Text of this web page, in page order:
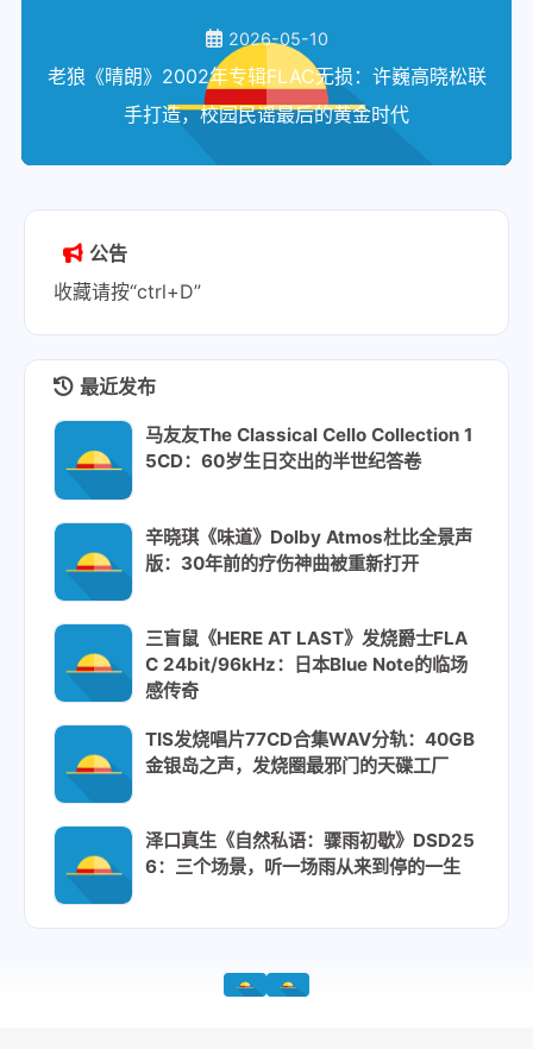
2026-05-10
老狼《晴朗》2002年专辑FLAC无损：许巍高晓松联
手打造，校园民谣最后的黄金时代
公告
收藏请按“ctrl+D”
最近发布
马友友The Classical Cello Collection 1
5CD：60岁生日交出的半世纪答卷
辛晓琪《味道》Dolby Atmos杜比全景声
版：30年前的疗伤神曲被重新打开
三盲鼠《HERE AT LAST》发烧爵士FLA
C 24bit/96kHz：日本Blue Note的临场
感传奇
TIS发烧唱片77CD合集WAV分轨：40GB
金银岛之声，发烧圈最邪门的天碟工厂
泽口真生《自然私语：骤雨初歇》DSD25
6：三个场景，听一场雨从来到停的一生